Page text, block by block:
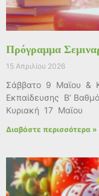
Πρόγραμμα
15 Απριλίου 2026
Σάββατο 9 Μαϊου &
Εκπαίδευσης Β’
Κυριακή 17 Μαϊου
Διαβάστε περισσότερα »